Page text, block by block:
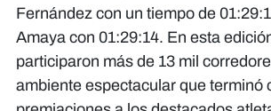
Fernández con un tiempo de
Amaya con 01:29:14. En esta
participaron más de 13 mil
ambiente espectacular que terminó